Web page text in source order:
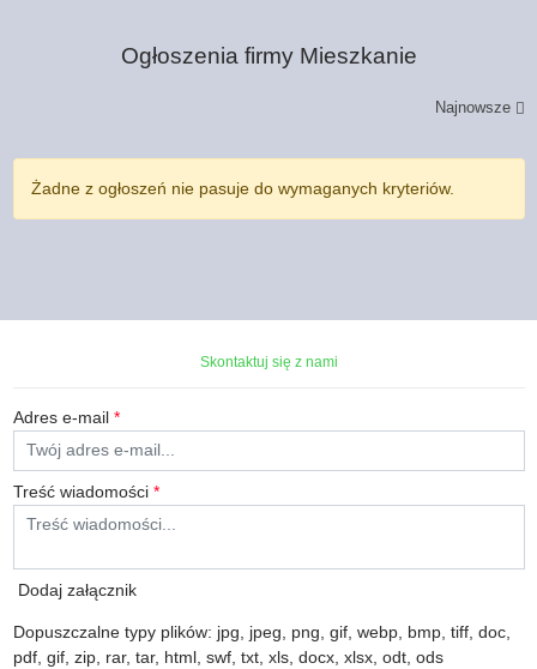
Ogłoszenia firmy Mieszkanie
Najnowsze
Żadne z ogłoszeń nie pasuje do wymaganych kryteriów.
Skontaktuj się z nami
Adres e-mail *
Treść wiadomości *
Dodaj załącznik
Dopuszczalne typy plików: jpg, jpeg, png, gif, webp, bmp, tiff, doc,
pdf, gif, zip, rar, tar, html, swf, txt, xls, docx, xlsx, odt, ods